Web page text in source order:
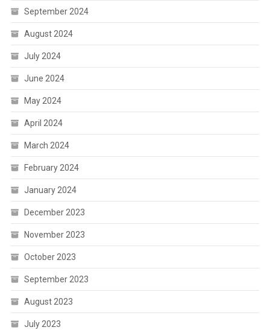
September 2024
August 2024
July 2024
June 2024
May 2024
April 2024
March 2024
February 2024
January 2024
December 2023
November 2023
October 2023
September 2023
August 2023
July 2023